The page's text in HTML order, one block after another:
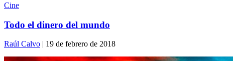
Cine
Todo el dinero del mundo
Raúl Calvo | 19 de febrero de 2018